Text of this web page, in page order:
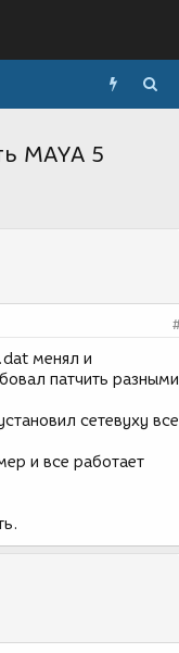
MAYA 5
менял и
патчить разными
сетевуху все
и все работает